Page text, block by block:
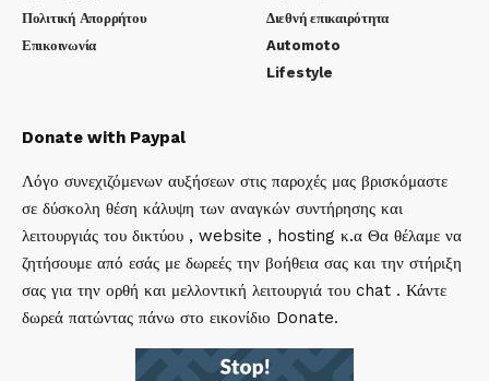
Πολιτική Απορρήτου
Επικοινωνία
Διεθνή επικαιρότητα
Automoto
Lifestyle
Donate with Paypal
Λόγο συνεχιζόμενων αυξήσεων στις παροχές μας βρισκόμαστε
σε δύσκολη θέση κάλυψη των αναγκών συντήρησης και
λειτουργιάς του δικτύου , website , hosting κ.α Θα θέλαμε να
ζητήσουμε από εσάς με δωρεές την βοήθεια σας και την στήριξη
σας για την ορθή και μελλοντική λειτουργιά του chat . Κάντε
δωρεά πατώντας πάνω στο εικονίδιο Donate.